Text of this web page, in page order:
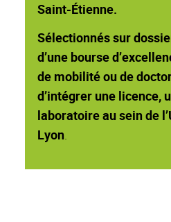
Saint-Étienne.
Sélectionnés sur
d’une bourse
de mobilité ou de
d’intégrer une licence,
laboratoire au sein de
Lyon.